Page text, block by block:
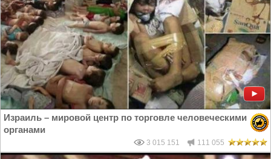
Израиль – мировой центр по торговле человеческими
органами
3 015 151 111 055